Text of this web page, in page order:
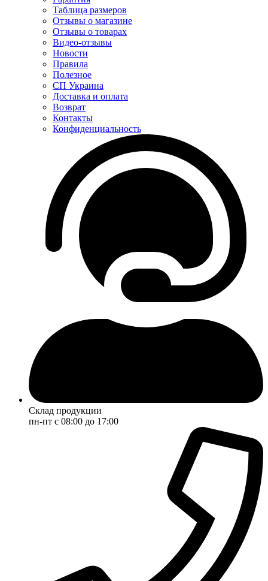
Таблица размеров
Отзывы о магазине
Отзывы о товарах
Видео-отзывы
Новости
Правила
Полезное
СП Украина
Доставка и оплата
Возврат
Контакты
Конфиденциальность
Склад продукции
пн-пт с 08:00 до 17:00